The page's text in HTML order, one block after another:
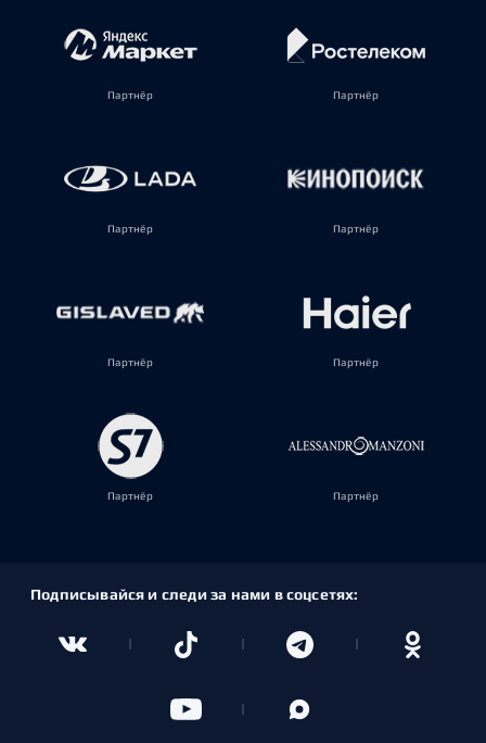
Партнёр Партнёр
Партнёр Партнёр
Партнёр Партнёр
Партнёр Партнёр
Подписывайся и следи за нами в соцсетях: